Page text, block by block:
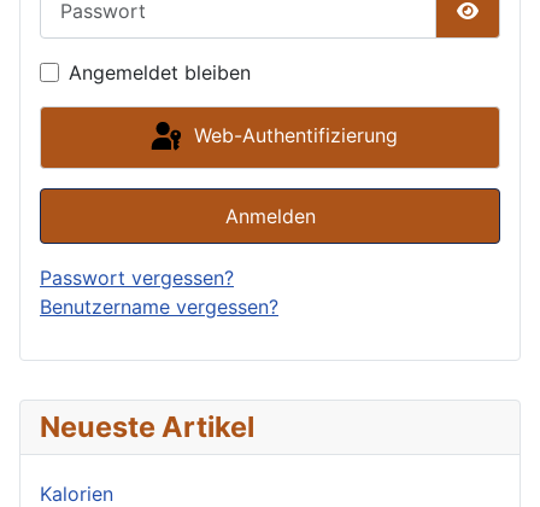
Neueste Artikel
Kalorien
Angemeldet bleiben
Web-Authentifizierung
Anmelden
Passwort vergessen?
Benutzername vergessen?